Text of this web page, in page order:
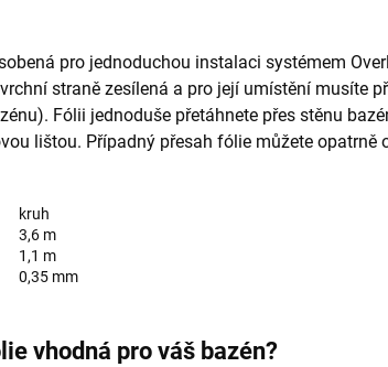
pro jednoduchou instalaci systémem
straně zesílená a pro její umístění musíte
Fólii jednoduše přetáhnete přes stěnu
lištou. Případný přesah fólie můžete opatrně
kruh
3,6 m
1,1 m
0,35 mm
vhodná pro váš bazén?